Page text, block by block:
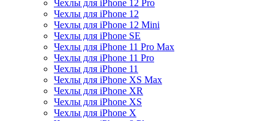
Чехлы для iPhone 12 Pro
Чехлы для iPhone 12
Чехлы для iPhone 12 Mini
Чехлы для iPhone SE
Чехлы для iPhone 11 Pro Max
Чехлы для iPhone 11 Pro
Чехлы для iPhone 11
Чехлы для iPhone XS Max
Чехлы для iPhone XR
Чехлы для iPhone XS
Чехлы для iPhone X